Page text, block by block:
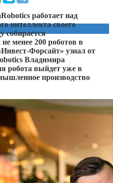
работает над
интеллекта своего
собирается
менее 200 роботов в
Форсайт» узнал от
Владимира
робота выйдет уже в
производство